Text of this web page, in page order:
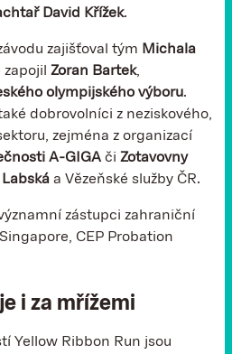
David Křížek.
zajišťoval tým Michala
zapojil Zoran Bartek,
olympijského výboru.
dobrovolníci z neziskového,
zejména z organizací
A-GIGA či Zotavovny
a Vězeňské služby ČR.
zástupci zahraniční
CEP Probation
i za mřížemi
Yellow Ribbon Run jsou